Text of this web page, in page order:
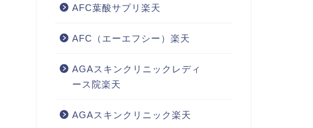
AFC葉酸サプリ楽天
AFC（エーエフシー）楽天
AGAスキンクリニックレディ
ース院楽天
AGAスキンクリニック楽天